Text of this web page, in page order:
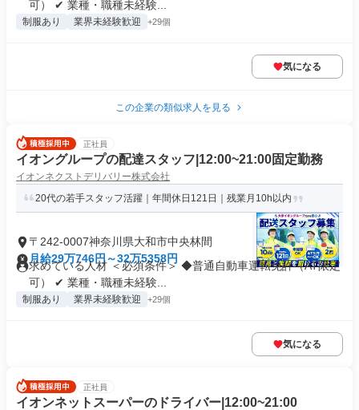
可） ✔ 業種・職種未経験...
制服あり 業界未経験歓迎 +29個
気になる
この企業の類似求人を見る
正社員
イオングループの配達スタッフ|12:00~21:00固定勤務
イオンネクストデリバリー株式会社
20代の若手スタッフ活躍｜年間休日121日｜残業月10h以内
〒242-0007神奈川県大和市中央林間
月給29万746円～32万5358円
求めている人材 ＜必須条件＞ ◆普通自動車運転免許（AT限定
可） ✔ 業種・職種未経験...
制服あり 業界未経験歓迎 +29個
気になる
正社員
イオンネットスーパーのドライバー|12:00~21:00